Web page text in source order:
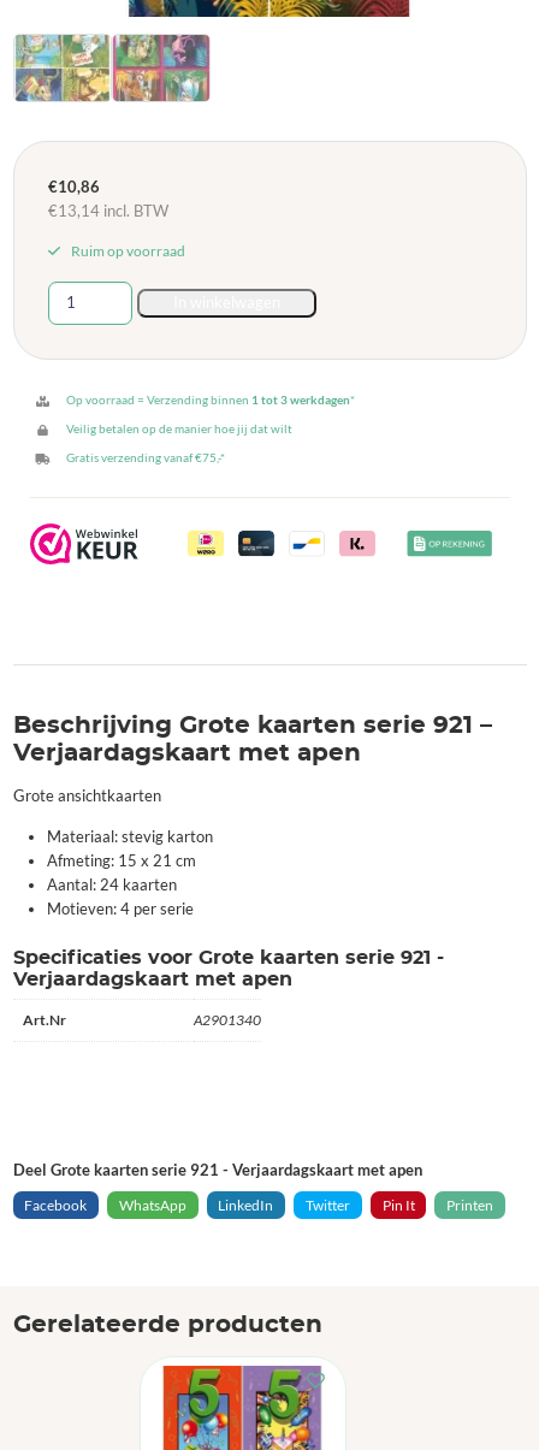
€10,86
€13,14incl. BTW
Ruim op voorraad
Grote
kaarten
921
Verjaardagskaart
met
apen
Op voorraad = Verzending binnen 1 tot 3 werkdagen*
Veilig betalen op de manier hoe jij dat wilt
Gratis verzending vanaf €75,-*
Beschrijving Grote kaarten serie 921 –
Verjaardagskaart met apen
Grote ansichtkaarten
Materiaal: stevig karton
Afmeting: 15 x 21 cm
Aantal: 24 kaarten
Motieven: 4 per serie
Specificaties voor Grote kaarten serie 921 -
Verjaardagskaart met apen
Art.Nr A2901340
Deel Grote kaarten serie 921 - Verjaardagskaart met apen
Facebook
WhatsApp LinkedIn Twitter Pin It Printen
Gerelateerde producten